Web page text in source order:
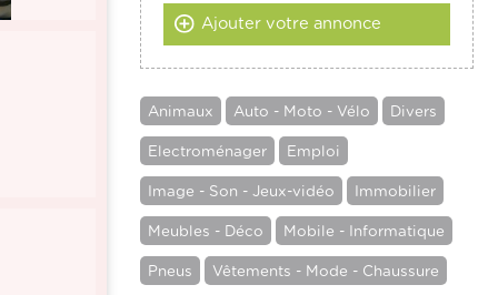
Ajouter votre annonce
Animaux Auto - Moto - Vélo Divers
Electroménager Emploi
Image - Son - Jeux-vidéo Immobilier
Meubles - Déco Mobile - Informatique
Pneus Vêtements - Mode - Chaussure